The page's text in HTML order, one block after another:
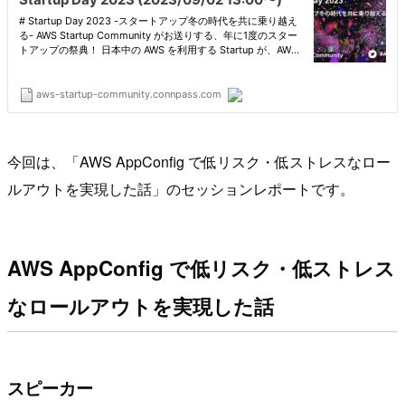
今回は、「AWS AppConfig で低リスク・低ストレスなロー
ルアウトを実現した話」のセッションレポートです。
AWS AppConfig で低リスク・低ストレス
なロールアウトを実現した話
スピーカー